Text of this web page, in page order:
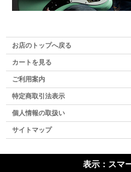
お店のトップへ戻る
カートを見る
ご利用案内
特定商取引法表示
個人情報の取扱い
サイトマップ
表示：スマ